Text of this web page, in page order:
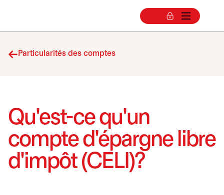
Particularités des comptes
Qu'est-ce qu'un
compte d'épargne libre
d'impôt (CELI)?